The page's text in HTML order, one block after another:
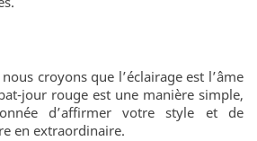
croyons que l’éclairage est l’âme
jour rouge est une manière simple,
d’affirmer votre style et de
en extraordinaire.